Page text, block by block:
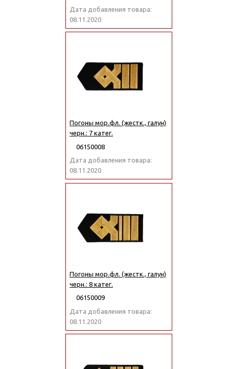
Дата добавления товара:
08.11.2020
Погоны мор.фл. (жестк., галун)
черн.: 7 катег.
06150008
Дата добавления товара:
08.11.2020
Погоны мор.фл. (жестк., галун)
черн.: 8 катег.
06150009
Дата добавления товара:
08.11.2020